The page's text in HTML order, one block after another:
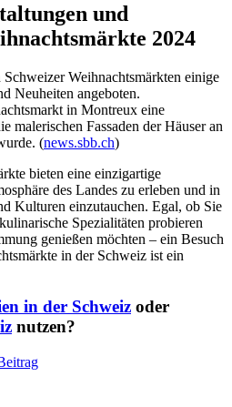
und
2024
Weihnachtsmärkten einige
Neuheiten angeboten.
in Montreux eine
malerischen Fassaden der Häuser an
(news.sbb.ch)
bieten eine einzigartige
des Landes zu erleben und in
Kulturen einzutauchen. Egal, ob Sie
Spezialitäten probieren
genießen möchten – ein Besuch
in der Schweiz ist ein
in der Schweiz oder
nutzen?